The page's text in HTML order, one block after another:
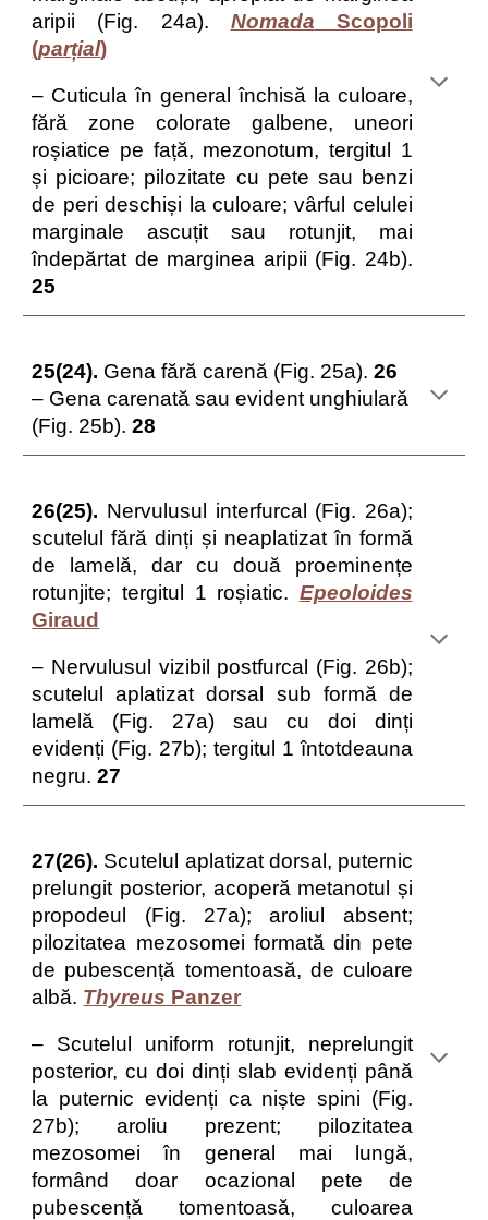
aripii (Fig. 24a). Nomada Scopoli
(parțial)
– Cuticula în general închisă la culoare,
fără zone colorate galbene, uneori
roșiatice pe față, mezonotum, tergitul 1
și picioare; pilozitate cu pete sau benzi
de peri deschiși la culoare; vârful celulei
marginale ascuțit sau rotunjit, mai
îndepărtat de marginea aripii (Fig. 24b).
25
25(24). Gena fără carenă (Fig. 25a).26
– Gena carenată sau evident unghiulară
(Fig. 25b).28
26(25). Nervulusul interfurcal (Fig. 26a);
scutelul fără dinți și neaplatizat în formă
de lamelă, dar cu două proeminențe
rotunjite; tergitul 1 roșiatic. Epeoloides
Giraud
– Nervulusul vizibil postfurcal (Fig. 26b);
scutelul aplatizat dorsal sub formă de
lamelă (Fig. 27a) sau cu doi dinți
evidenți (Fig. 27b); tergitul 1 întotdeauna
negru.27
27(26). Scutelul aplatizat dorsal, puternic
prelungit posterior, acoperă metanotul și
propodeul (Fig. 27a); aroliul absent;
pilozitatea mezosomei formată din pete
de pubescență tomentoasă, de culoare
albă. Thyreus Panzer
– Scutelul uniform rotunjit, neprelungit
posterior, cu doi dinți slab evidenți până
la puternic evidenți ca niște spini (Fig.
27b); aroliu prezent; pilozitatea
mezosomei în general mai lungă,
formând doar ocazional pete de
pubescență tomentoasă, culoarea